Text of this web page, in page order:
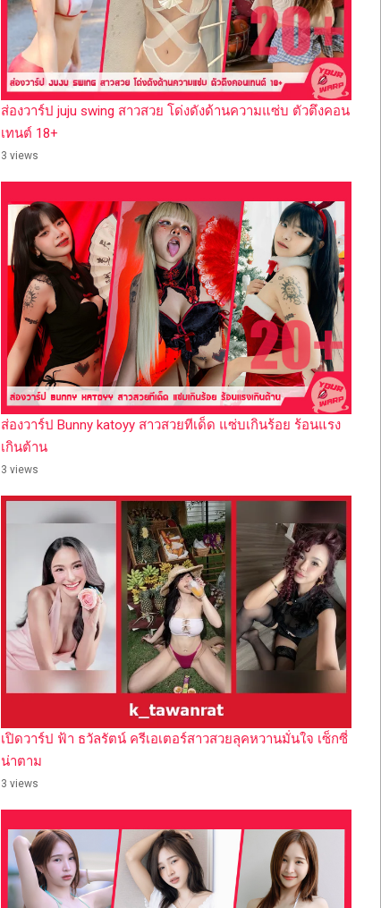
ส่องวาร์ป juju swing สาวสวย โด่งดังด้านความแซ่บ ตัวตึงคอน
เทนต์ 18+
3 views
ส่องวาร์ป Bunny katoyy สาวสวยทีเด็ด แซ่บเกินร้อย ร้อนแรง
เกินต้าน
3 views
เปิดวาร์ป ฟ้า ธวัลรัตน์ ครีเอเตอร์สาวสวยลุคหวานมั่นใจ เซ็กซี่
น่าตาม
3 views